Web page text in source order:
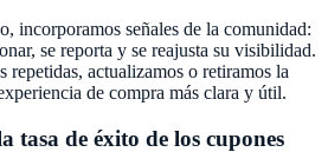
incorporamos señales de la comunidad:
se reporta y se reajusta su visibilidad.
repetidas, actualizamos o retiramos la
de compra más clara y útil.
tasa de éxito de los cupones